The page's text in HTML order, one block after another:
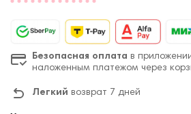
Безопасная оплата в
наложенным платежом через
Легкий возврат 7 дней